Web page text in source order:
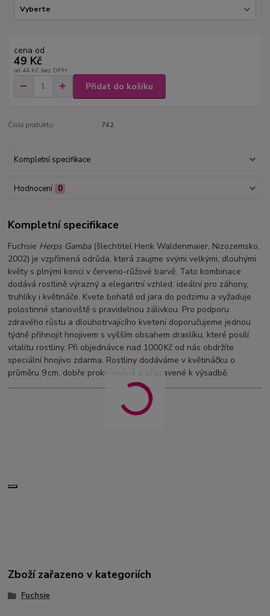
cena od
49 Kč
od 44 Kč bez DPH
Přidat do košíku
Číslo produktu: 742
Kompletní specifikace
Hodnocení 0
Kompletní specifikace
Fuchsie Herps Gamba(šlechtitel Henk Waldenmaier, Nizozemsko,
2002) je vzpřímená odrůda, která zaujme svými velkými, dlouhými
květy s plnými konci v červeno-růžové barvě. Tato kombinace
dodává rostlině výrazný a elegantní vzhled, ideální pro záhony,
truhlíky i květináče. Kvete bohatě od jara do podzimu a vyžaduje
polostinné stanoviště s pravidelnou zálivkou. Pro podporu
zdravého růstu a dlouhotrvajícího kvetení doporučujeme jednou
týdně přihnojit hnojivem s vyšším obsahem draslíku, které posílí
vitalitu rostliny. Při objednávce nad 1000 Kč od nás obdržíte
speciální hnojivo zdarma. Rostliny dodáváme v květináčku o
průměru 9 cm, dobře prokořeněné a připravené k výsadbě.
Zboží zařazeno v kategoriích
Fuchsie